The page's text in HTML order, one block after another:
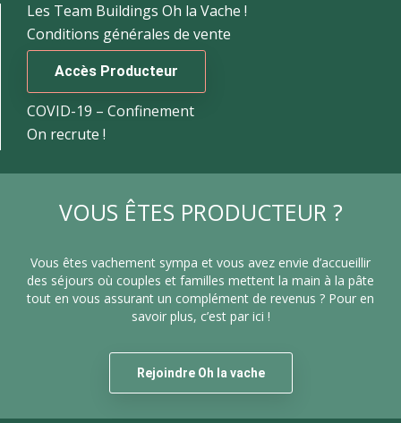
Les Team Buildings Oh la Vache !
Conditions générales de vente
Accès Producteur
COVID-19 – Confinement
On recrute !
VOUS ÊTES PRODUCTEUR ?
Vous êtes vachement sympa et vous avez envie d’accueillir
des séjours où couples et familles mettent la main à la pâte
tout en vous assurant un complément de revenus ? Pour en
savoir plus, c’est par ici !
Rejoindre Oh la vache